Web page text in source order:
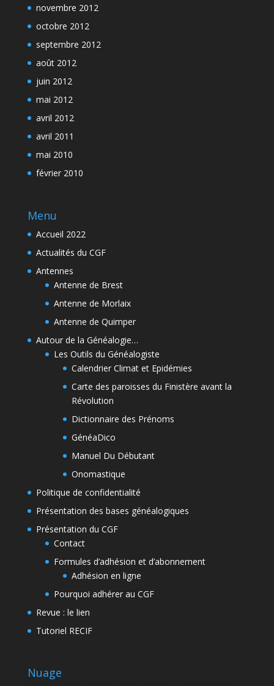
novembre 2012
octobre 2012
septembre 2012
août 2012
juin 2012
mai 2012
avril 2012
avril 2011
mai 2010
février 2010
Menu
Accueil 2022
Actualités du CGF
Antennes
Antenne de Brest
Antenne de Morlaix
Antenne de Quimper
Autour de la Généalogie…
Les Outils du Généalogiste
Calendrier Climat et Epidémies
Carte des paroisses du Finistère avant la
Révolution
Dictionnaire des Prénoms
GénéaDico
Manuel Du Débutant
Onomastique
Politique de confidentialité
Présentation des bases généalogiques
Présentation du CGF
Contact
Formules d’adhésion et d’abonnement
Adhésion en ligne
Pourquoi adhérer au CGF
Revue : le lien
Tutoriel RECIF
Nuage